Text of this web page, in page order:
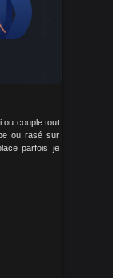
ou couple tout
ou rasé sur
parfois je